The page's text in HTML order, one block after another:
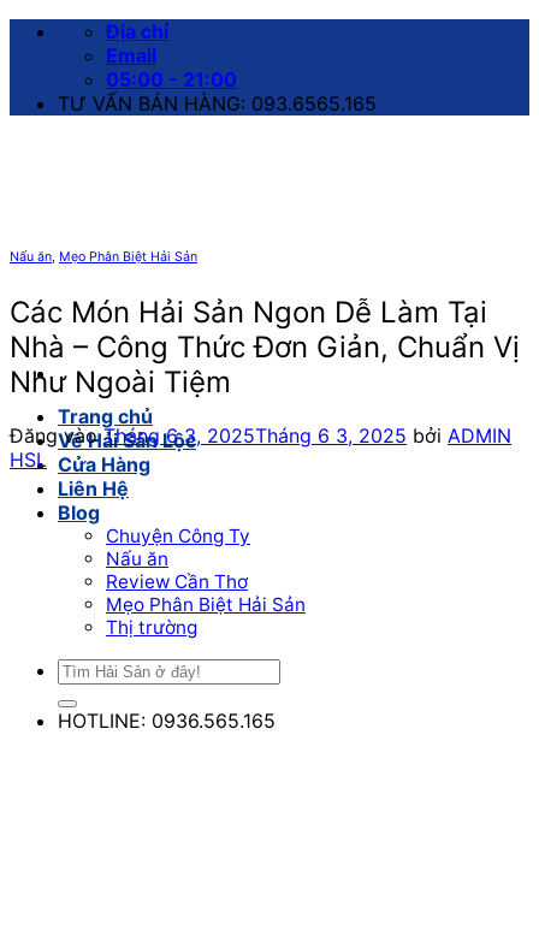
dung
Địa chỉ
Email
05:00 - 21:00
TƯ VẤN BÁN HÀNG: 093.6565.165
Trang chủ
Về Hải Sản Lộc
Cửa Hàng
Liên Hệ
Blog
Chuyện Công Ty
Nấu ăn
Review Cần Thơ
Mẹo Phân Biệt Hải Sản
Thị trường
HOTLINE: 0936.565.165
Nấu ăn, Mẹo Phân Biệt Hải Sản
Các Món Hải Sản Ngon Dễ Làm Tại
Nhà – Công Thức Đơn Giản, Chuẩn Vị
Như Ngoài Tiệm
Đăng vàoTháng 6 3, 2025Tháng 6 3, 2025 bởi ADMIN
HSL